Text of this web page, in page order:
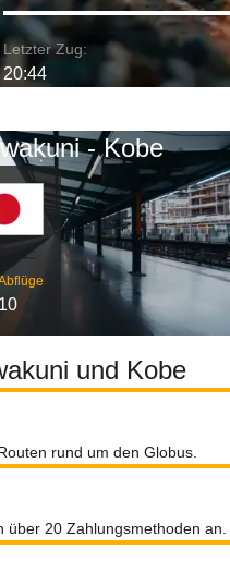
Letzter Zug:
20:44
- Kobe
10
und Kobe
rund um den Globus.
20 Zahlungsmethoden an.